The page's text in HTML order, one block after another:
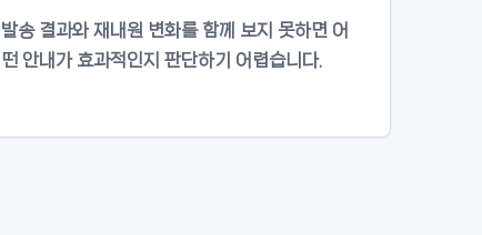
발송 결과와 재내원 변화를 함께 보지 못하면 어
떤 안내가 효과적인지 판단하기 어렵습니다.